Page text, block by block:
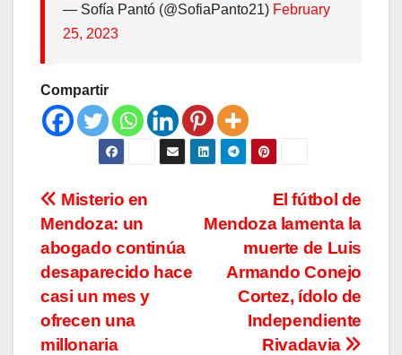
— Sofía Pantó (@SofiaPanto21) February
25, 2023
Compartir
Navegación
de
entradas
El fútbol de
Mendoza lamenta la
muerte de Luis
Armando Conejo
Cortez, ídolo de
Independiente
Rivadavia
Misterio en
Mendoza: un
abogado continúa
desaparecido hace
casi un mes y
ofrecen una
millonaria